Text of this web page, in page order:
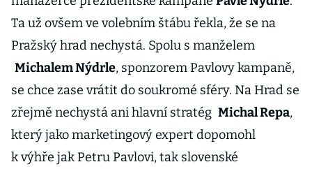
Ta už ovšem ve volebním štábu řekla, že se na
Pražský hrad nechystá. Spolu s manželem
Michalem Nýdrle, sponzorem Pavlovy kampaně,
se chce zase vrátit do soukromé sféry. Na Hrad se
zřejmě nechystá ani hlavní stratég Michal Repa,
který jako marketingový expert dopomohl
k výhře jak Petru Pavlovi, tak slovenské